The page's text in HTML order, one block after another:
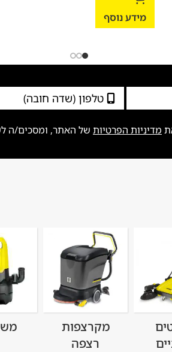
מידע נוסף
מדיניות הפרטיות של האתר, ומסכים/ה
מקרצפות
רצפה